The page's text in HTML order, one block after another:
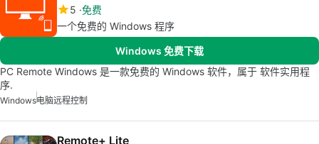
5 免费
一个免费的 Windows 程序
Windows 免费下载
PC Remote Windows 是一款免费的 Windows 软件，属于 软件实用程
序.
Windows电脑远程控制
Remote+ Lite